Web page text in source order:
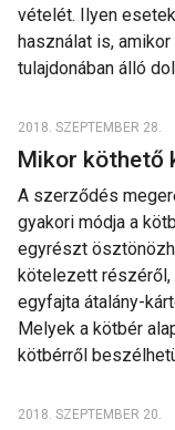
vételét. Ilyen
használat is,
tulajdonában álló
2018. SZEPTEMBER 28.
Mikor köthető
A szerződés
gyakori módja a
egyrészt
kötelezett
egyfajta átalány-
Melyek a kötbér
kötbérről
2018. SZEPTEMBER 20.